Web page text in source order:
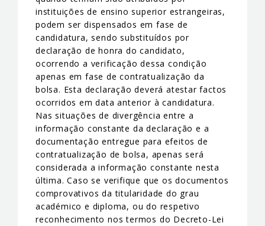
instituições de ensino superior estrangeiras,
podem ser dispensados em fase de
candidatura, sendo substituídos por
declaração de honra do candidato,
ocorrendo a verificação dessa condição
apenas em fase de contratualização da
bolsa. Esta declaração deverá atestar factos
ocorridos em data anterior à candidatura.
Nas situações de divergência entre a
informação constante da declaração e a
documentação entregue para efeitos de
contratualização de bolsa, apenas será
considerada a informação constante nesta
última. Caso se verifique que os documentos
comprovativos da titularidade do grau
académico e diploma, ou do respetivo
reconhecimento nos termos do Decreto-Lei